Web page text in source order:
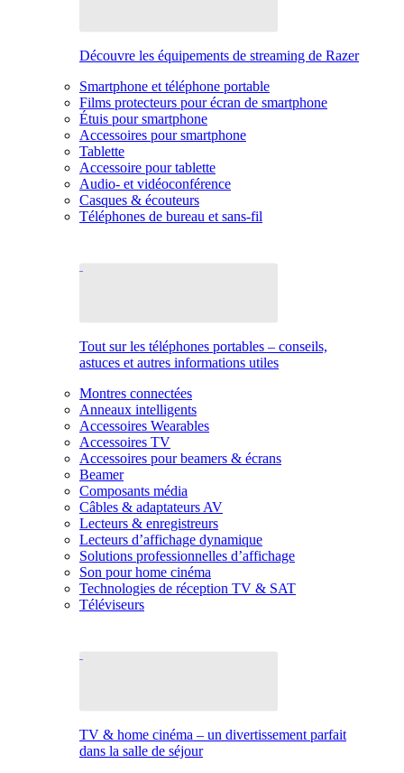
Découvre les équipements de streaming de Razer
Smartphone et téléphone portable
Films protecteurs pour écran de smartphone
Étuis pour smartphone
Accessoires pour smartphone
Tablette
Accessoire pour tablette
Audio- et vidéoconférence
Casques & écouteurs
Téléphones de bureau et sans-fil
Tout sur les téléphones portables – conseils,
astuces et autres informations utiles
Montres connectées
Anneaux intelligents
Accessoires Wearables
Accessoires TV
Accessoires pour beamers & écrans
Beamer
Composants média
Câbles & adaptateurs AV
Lecteurs & enregistreurs
Lecteurs d’affichage dynamique
Solutions professionnelles d’affichage
Son pour home cinéma
Technologies de réception TV & SAT
Téléviseurs
TV & home cinéma – un divertissement parfait
dans la salle de séjour